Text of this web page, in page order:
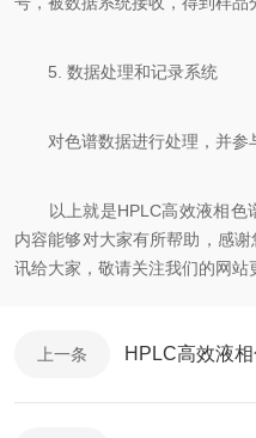
5. 数据处理和记录系统
对色谱数据进行处理，并参
以上就是HPLC高效液相色
内容能够对大家有所帮助，感
讯给大家，敬请关注我们的网站
上一条